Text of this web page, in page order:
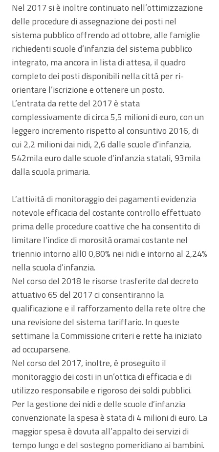
Nel 2017 si è inoltre continuato nell’ottimizzazione
delle procedure di assegnazione dei posti nel
sistema pubblico offrendo ad ottobre, alle famiglie
richiedenti scuole d’infanzia del sistema pubblico
integrato, ma ancora in lista di attesa, il quadro
completo dei posti disponibili nella città per ri-
orientare l’iscrizione e ottenere un posto.
L’entrata da rette del 2017 è stata
complessivamente di circa 5,5 milioni di euro, con un
leggero incremento rispetto al consuntivo 2016, di
cui 2,2 milioni dai nidi, 2,6 dalle scuole d’infanzia,
542mila euro dalle scuole d’infanzia statali, 93mila
dalla scuola primaria.
L’attività di monitoraggio dei pagamenti evidenzia
notevole efficacia del costante controllo effettuato
prima delle procedure coattive che ha consentito di
limitare l’indice di morosità oramai costante nel
triennio intorno all0 0,80% nei nidi e intorno al 2,24%
nella scuola d’infanzia.
Nel corso del 2018 le risorse trasferite dal decreto
attuativo 65 del 2017 ci consentiranno la
qualificazione e il rafforzamento della rete oltre che
una revisione del sistema tariffario. In queste
settimane la Commissione criteri e rette ha iniziato
ad occuparsene.
Nel corso del 2017, inoltre, è proseguito il
monitoraggio dei costi in un’ottica di efficacia e di
utilizzo responsabile e rigoroso dei soldi pubblici.
Per la gestione dei nidi e delle scuole d’infanzia
convenzionate la spesa è stata di 4 milioni di euro. La
maggior spesa è dovuta all’appalto dei servizi di
tempo lungo e del sostegno pomeridiano ai bambini.